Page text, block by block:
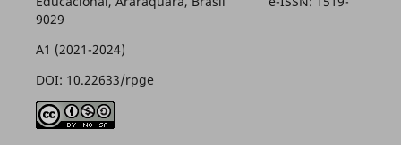
9029
A1 (2021-2024)
DOI: 10.22633/rpge